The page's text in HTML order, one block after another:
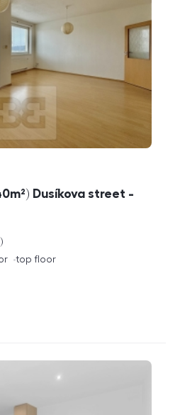
Dusíkova street -
top floor